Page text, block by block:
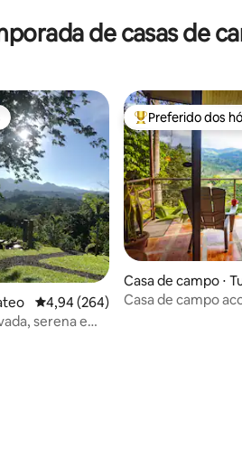
de casas de
4,94 de uma avaliação média de
4,94 (264)
serena e
Entre os
Preferido dos
Casa de campo ⋅
Casa de campo